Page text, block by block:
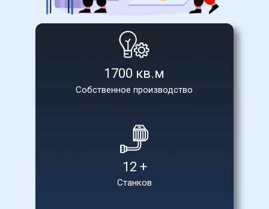
Собственное производство
1700 кв.м
Станков
12 +